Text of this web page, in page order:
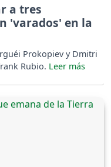
a tres
'varados' en la
Prokopiev y Dmitri
Rubio.